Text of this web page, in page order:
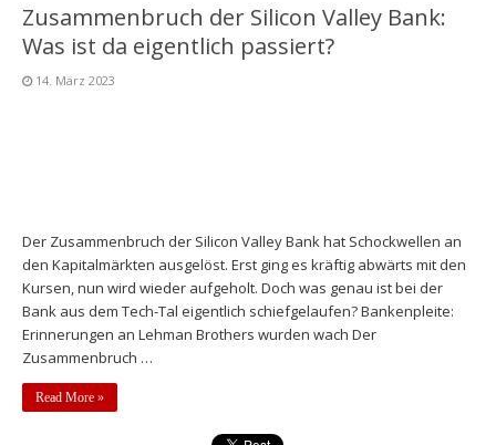
Zusammenbruch der Silicon Valley Bank:
Was ist da eigentlich passiert?
14. März 2023
Der Zusammenbruch der Silicon Valley Bank hat Schockwellen an
den Kapitalmärkten ausgelöst. Erst ging es kräftig abwärts mit den
Kursen, nun wird wieder aufgeholt. Doch was genau ist bei der
Bank aus dem Tech-Tal eigentlich schiefgelaufen? Bankenpleite:
Erinnerungen an Lehman Brothers wurden wach Der
Zusammenbruch …
Read More »